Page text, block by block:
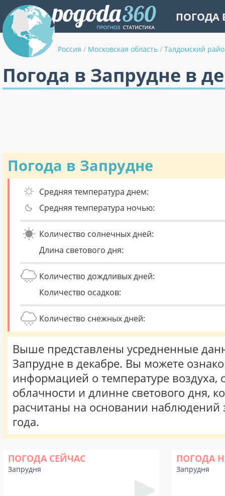
ПОГОДА
Россия / Московская область / Талдомский
Погода в Запрудне в
Погода в Запрудне
Средняя температура днем:
Средняя температура ночью:
Количество солнечных дней:
Длина светового дня:
Количество дождливых дней:
Количество осадков:
Количество снежных дней:
Выше представлены усредненные
Запрудне в декабре. Вы можете
информацией о температуре воздуха,
облачности и длинне светового дня,
расчитаны на основании наблюдений
года.
ПОГОДА СЕЙЧАС
Запрудня
ПОГОДА
Запрудня